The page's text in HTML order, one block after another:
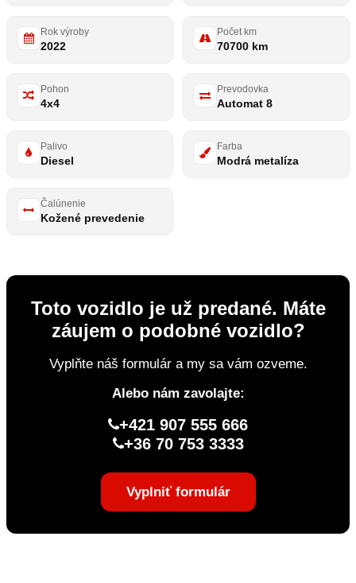
Rok výroby
2022
Počet km
70700 km
Pohon
4x4
Prevodovka
Automat 8
Palivo
Diesel
Farba
Modrá metalíza
Čalúnenie
Kožené prevedenie
Toto vozidlo je už predané. Máte
záujem o podobné vozidlo?
Vyplňte náš formulár a my sa vám ozveme.
Alebo nám zavolajte:
+421 907 555 666
+36 70 753 3333
Vyplniť formulár